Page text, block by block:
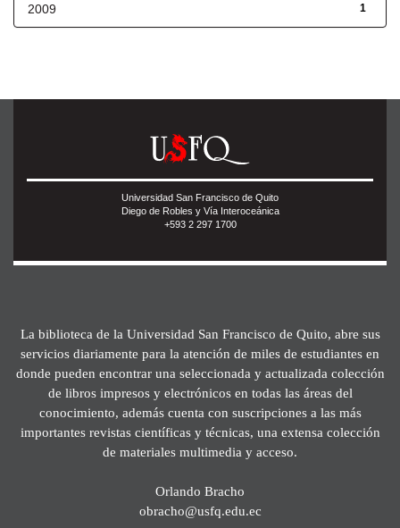
1
2009
Universidad San Francisco de Quito
Diego de Robles y Vía Interoceánica
+593 2 297 1700
La biblioteca de la Universidad San Francisco de Quito, abre sus
servicios diariamente para la atención de miles de estudiantes en
donde pueden encontrar una seleccionada y actualizada colección
de libros impresos y electrónicos en todas las áreas del
conocimiento, además cuenta con suscripciones a las más
importantes revistas científicas y técnicas, una extensa colección
de materiales multimedia y acceso.
Orlando Bracho
obracho@usfq.edu.ec